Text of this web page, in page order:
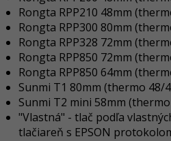
Rongta RPP210 48mm
Rongta RPP300 80mm
Rongta RPP328 72mm
Rongta RPP850 72mm
Rongta RPP850 64mm
Sunmi T1 80mm (thermo 48/
Sunmi T2 mini 58mm
"Vlastná" - tlač podľa
tlačiareň s EPSON